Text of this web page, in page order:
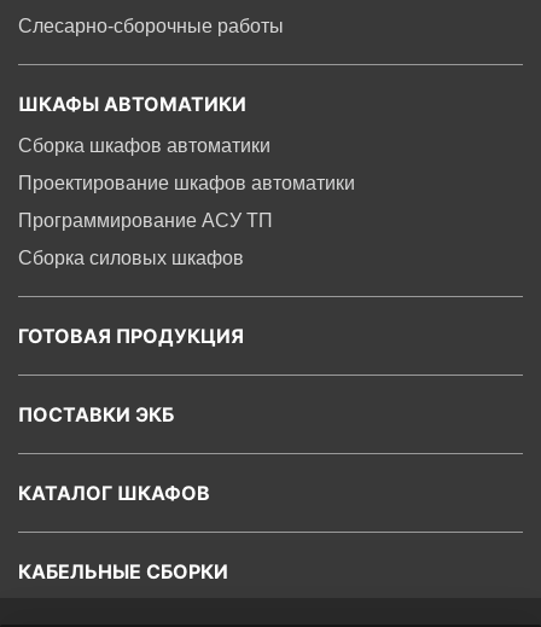
Слесарно-сборочные работы
ШКАФЫ АВТОМАТИКИ
Сборка шкафов автоматики
Проектирование шкафов автоматики
Программирование ACУ ТП
Сборка силовых шкафов
ГОТОВАЯ ПРОДУКЦИЯ
ПОСТАВКИ ЭКБ
КАТАЛОГ ШКАФОВ
КАБЕЛЬНЫЕ СБОРКИ